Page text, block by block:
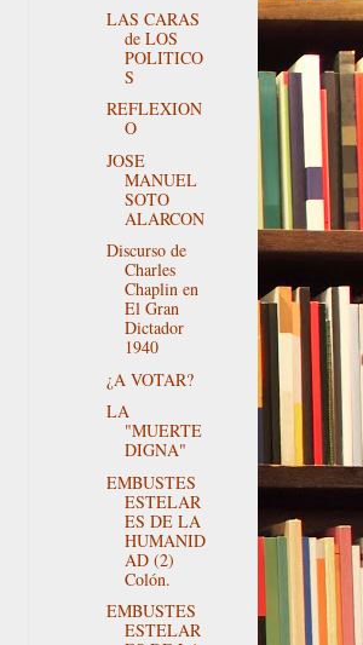
LAS CARAS
de LOS
POLITICO
S
REFLEXION
O
JOSE
MANUEL
SOTO
ALARCON
Discurso de
Charles
Chaplin en
El Gran
Dictador
1940
¿A VOTAR?
LA
"MUERTE
DIGNA"
EMBUSTES
ESTELAR
ES DE LA
HUMANID
AD (2)
Colón.
EMBUSTES
ESTELAR